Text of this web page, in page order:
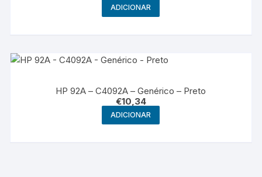
ADICIONAR
HP 92A – C4092A – Genérico – Preto
€10,34
ADICIONAR